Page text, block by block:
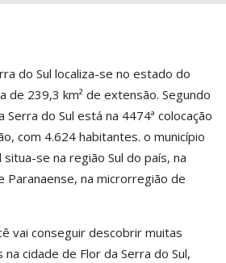
do Sul localiza-se no estado do
de 239,3 km² de extensão. Segundo
Serra do Sul está na 4474ª colocação
com 4.624 habitantes. o município
se na região Sul do país, na
Paranaense, na microrregião de
vai conseguir descobrir muitas
cidade de Flor da Serra do Sul,